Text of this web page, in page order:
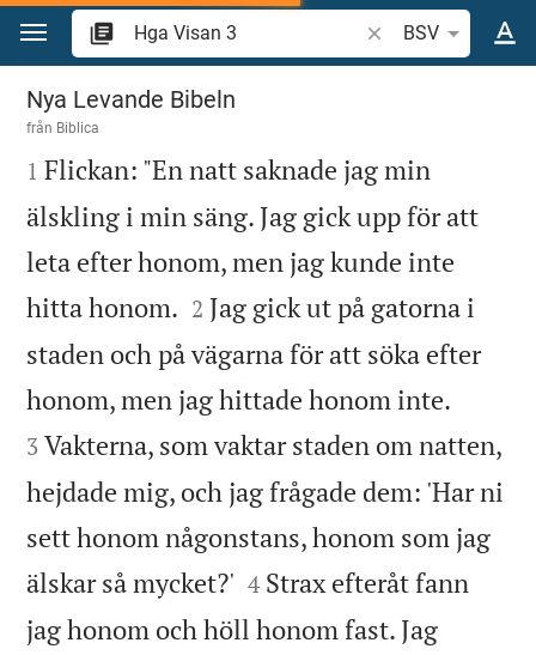
Hoppa till innehåll
Sök bibelvers eller
BSV
Hga Visan 3
Nya Levande Bibeln
från Biblica

1 Flickan: "En natt saknade jag min
älskling i min säng. Jag gick upp för att
leta efter honom, men jag kunde inte
hitta honom. 

2 Jag gick ut på gatorna i
staden och på vägarna för att söka efter
honom, men jag hittade honom inte.
3 Vakterna, som vaktar staden om natten,
hejdade mig, och jag frågade dem: 'Har ni
sett honom någonstans, honom som jag
älskar så mycket?' 

4 Strax efteråt fann
jag honom och höll honom fast. Jag